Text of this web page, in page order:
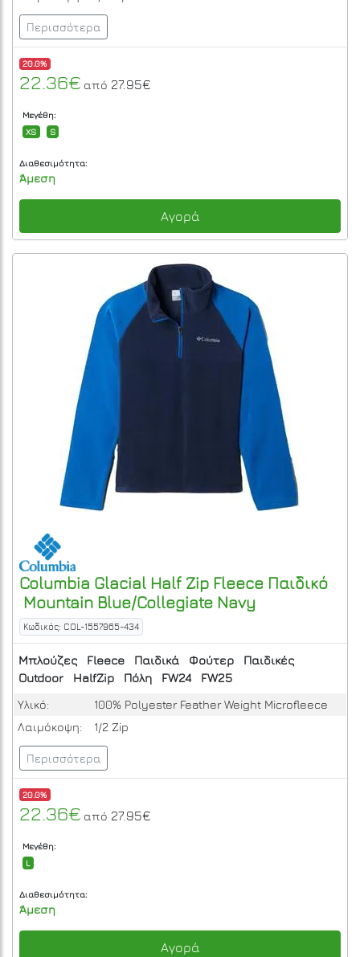
Περισσότερα
20.0%
22.36€ από 27.95€
Μεγέθη:
XS
S
Διαθεσιμότητα:
Άμεση
Αγορά
Columbia Glacial Half Zip Fleece Παιδικό
Mountain Blue/Collegiate Navy
Κωδικός: COL-1557965-434
Μπλούζες Fleece Παιδικά Φούτερ
Παιδικές
Outdoor
HalfZip Πόλη FW24
FW25
Υλικό:
100% Polyester Feather Weight Microfleece
Λαιμόκοψη:
1/2 Zip
Περισσότερα
20.0%
22.36€ από 27.95€
Μεγέθη:
L
Διαθεσιμότητα:
Άμεση
Αγορά